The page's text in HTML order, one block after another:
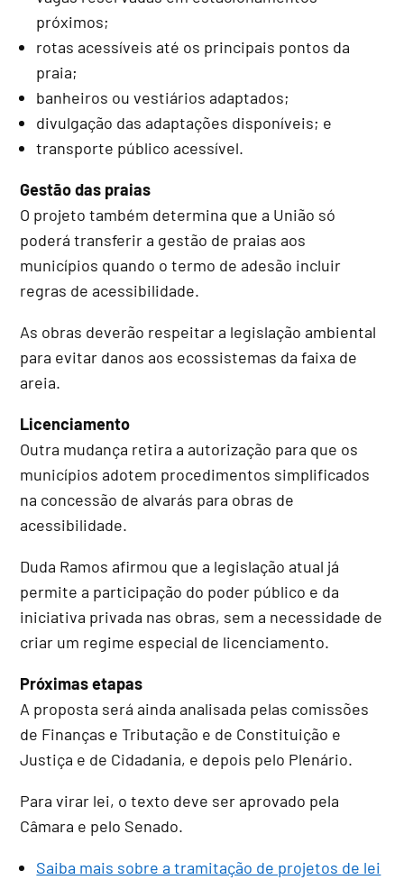
próximos;
rotas acessíveis até os principais pontos da
praia;
banheiros ou vestiários adaptados;
divulgação das adaptações disponíveis; e
transporte público acessível.
Gestão das praias
O projeto também determina que a União só
poderá transferir a gestão de praias aos
municípios quando o termo de adesão incluir
regras de acessibilidade.
As obras deverão respeitar a legislação ambiental
para evitar danos aos ecossistemas da faixa de
areia.
Licenciamento
Outra mudança retira a autorização para que os
municípios adotem procedimentos simplificados
na concessão de alvarás para obras de
acessibilidade.
Duda Ramos afirmou que a legislação atual já
permite a participação do poder público e da
iniciativa privada nas obras, sem a necessidade de
criar um regime especial de licenciamento.
Próximas etapas
A proposta será ainda analisada pelas comissões
de Finanças e Tributação e de Constituição e
Justiça e de Cidadania, e depois pelo Plenário.
Para virar lei, o texto deve ser aprovado pela
Câmara e pelo Senado.
Saiba mais sobre a tramitação de projetos de lei